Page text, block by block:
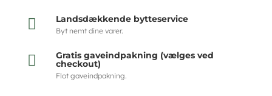
 Landsdækkende bytteservice
Byt nemt dine varer.
 Gratis gaveindpakning (vælges ved
checkout)
Flot gaveindpakning.